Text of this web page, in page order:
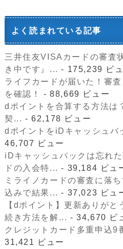
よく読まれている記事
三井住友VISAカードの審査
き中です』... - 175,239 ビ
ライフカードが届いた！審
を確認！
- 88,669 ビュー
dポイントを合算する方法
契... - 62,178 ビュー
dポイントをiDキャッシュバ
46,707 ビュー
iDキャッシュバックは忘れ
ドの入会特... - 39,184 ビュ
ミライノカードの審査に落
込みで結果... - 37,023 ビュ
【dポイント】更新ありが
続き方法を解... - 34,670 ビ
クレジットカード多重申込9
31,421 ビュー